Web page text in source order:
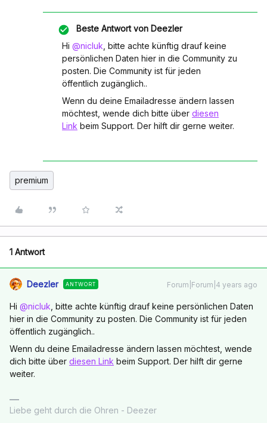
Beste Antwort von Deezler
Hi @nicluk , bitte achte künftig drauf keine
persönlichen Daten hier in die Community zu
posten. Die Community ist für jeden
öffentlich zugänglich..
Wenn du deine Emailadresse ändern lassen
möchtest, wende dich bitte über diesen
Link beim Support. Der hilft dir gerne weiter.
premium
1 Antwort
Deezler ANTWORT Forum|Forum|4 years ago
Hi @nicluk , bitte achte künftig drauf keine persönlichen Daten
hier in die Community zu posten. Die Community ist für jeden
öffentlich zugänglich..
Wenn du deine Emailadresse ändern lassen möchtest, wende
dich bitte über diesen Link beim Support. Der hilft dir gerne
weiter.
Liebe geht durch die Ohren - Deezer